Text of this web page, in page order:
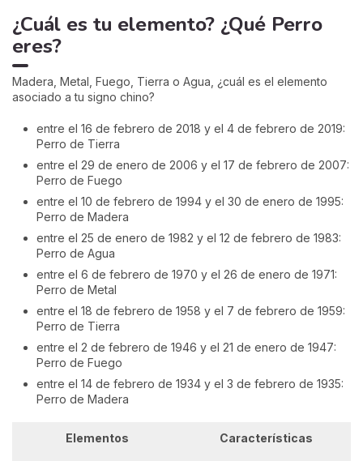
¿Cuál es tu elemento? ¿Qué Perro
eres?
Madera, Metal, Fuego, Tierra o Agua, ¿cuál es el elemento
asociado a tu signo chino?
entre el 16 de febrero de 2018 y el 4 de febrero de 2019:
Perro de Tierra
entre el 29 de enero de 2006 y el 17 de febrero de 2007:
Perro de Fuego
entre el 10 de febrero de 1994 y el 30 de enero de 1995:
Perro de Madera
entre el 25 de enero de 1982 y el 12 de febrero de 1983:
Perro de Agua
entre el 6 de febrero de 1970 y el 26 de enero de 1971:
Perro de Metal
entre el 18 de febrero de 1958 y el 7 de febrero de 1959:
Perro de Tierra
entre el 2 de febrero de 1946 y el 21 de enero de 1947:
Perro de Fuego
entre el 14 de febrero de 1934 y el 3 de febrero de 1935:
Perro de Madera
Elementos Características